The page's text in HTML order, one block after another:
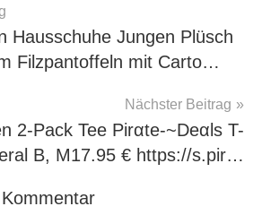
Hausschuhe Jungen Plüsch
Filzpantoffeln mit Carto…
Nächster Beitrag
2-Pack Tee Pirαtе-~Dеαls T-
B, M17.95 € https://s.pir…